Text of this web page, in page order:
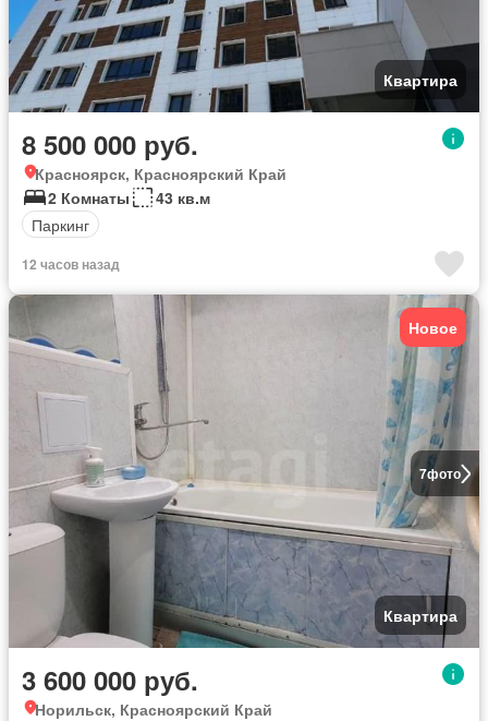
Квартира
8 500 000 руб.
Красноярск, Красноярский Край
2 Комнаты
43 кв.м
Паркинг
12 часов назад
7фото
Новое
Квартира
3 600 000 руб.
Норильск, Красноярский Край